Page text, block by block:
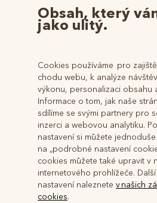
REGISTRUJTE
VÍCE
Informace
Obsah, který
jako ulitý.
Cookies používáme pro
chodu webu, k analýze
výkonu, personalizaci obsahu
Informace o tom, jak naše
sdílíme se svými partnery pro
inzerci a webovou analytiku.
nastavení si můžete
na „podrobné nastavení
cookies můžete také upravit v
internetového prohlížeče.
nastavení naleznete v našich
cookies.